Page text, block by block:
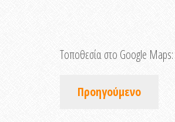
Τοποθεσία στο Google Maps:
Προηγούμενο